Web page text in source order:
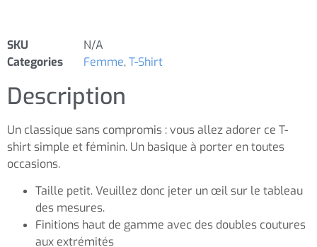
SKU
N/A
Categories
Femme,T-Shirt
Description
Un classique sans compromis : vous allez adorer ce T-
shirt simple et féminin. Un basique à porter en toutes
occasions.
Taille petit. Veuillez donc jeter un œil sur le tableau
des mesures.
Finitions haut de gamme avec des doubles coutures
aux extrémités